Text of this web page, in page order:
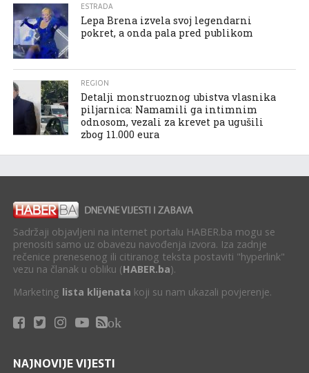
ESTRADA
Lepa Brena izvela svoj legendarni
pokret, a onda pala pred publikom
REGION
Detalji monstruoznog ubistva vlasnika
piljarnica: Namamili ga intimnim
odnosom, vezali za krevet pa ugušili
zbog 11.000 eura
Sadržaji objavljeni na internet portalu HABER.ba mogu se
prenositi samo uz obavezu navođenja izvora. Iza zadnje
rečenice prenesenog ili citiranog teksta postaviti "hyperlink"
vezu na članak u obliku (HABER.ba).
Marketing lista klijenata koji su nam ukazali povjerenje.
ok
NAJNOVIJE VIJESTI